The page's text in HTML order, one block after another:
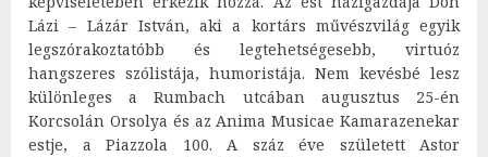
Lázi – Lázár István, aki a kortárs művészvilág egyik
legszórakoztatóbb és legtehetségesebb, virtuóz
hangszeres szólistája, humoristája. Nem kevésbé lesz
különleges a Rumbach utcában augusztus 25-én
Korcsolán Orsolya és az Anima Musicae Kamarazenekar
estje, a Piazzola 100. A száz éve született Astor